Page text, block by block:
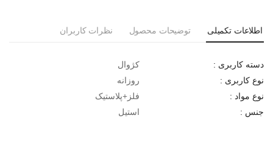
کاربری: ایده‌آل برای محیط کار، دانشگاه، سفر و استفاده‌های روزانه
شهری
اطلاعات تکمیلی توضیحات محصول نظرات کاربران
دسته کاربری : کژوال
نوع کاربری : روزانه
نوع مواد : فلز+پلاستیک
جنس : استیل